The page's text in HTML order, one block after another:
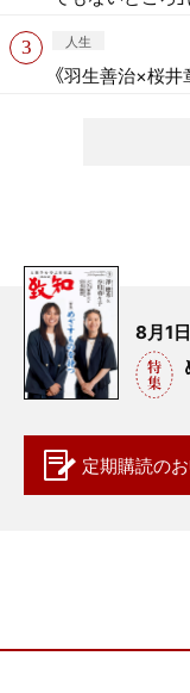
人生
《羽生善治×桜
8月1
定期購読の